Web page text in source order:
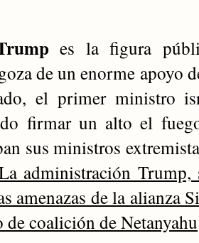
es la figura
de un enorme apoyo
el primer ministro
firmar un alto el
sus ministros
administración
amenazas de la alianza
coalición de Netanyahu